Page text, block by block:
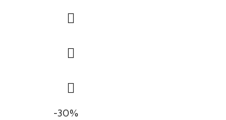
-30%